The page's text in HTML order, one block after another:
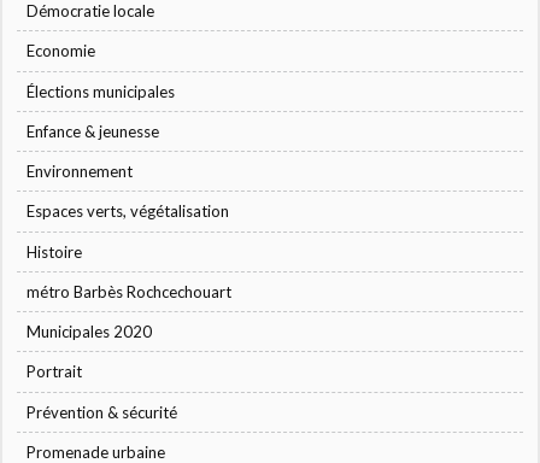
Démocratie locale
Economie
Élections municipales
Enfance & jeunesse
Environnement
Espaces verts, végétalisation
Histoire
métro Barbès Rochcechouart
Municipales 2020
Portrait
Prévention & sécurité
Promenade urbaine